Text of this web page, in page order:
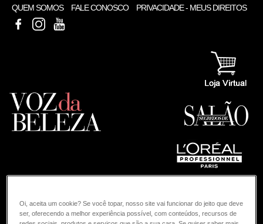
QUEM SOMOS FALE CONOSCO
PRIVACIDADE - MEUS DIREITOS
FACEBOOKINSTAGRAM
COMO POSSO AJUDAR? DÚVIDAS SOBRE:
Oi, aceita um cookie? Se você topar, nosso site vai funcionar do jeito que deve
ser, oferecendo a melhor experiência possível, com conteúdos, recursos de